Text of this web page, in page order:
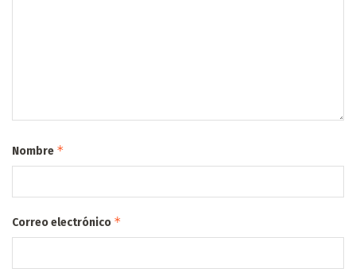
Nombre *
Correo electrónico *